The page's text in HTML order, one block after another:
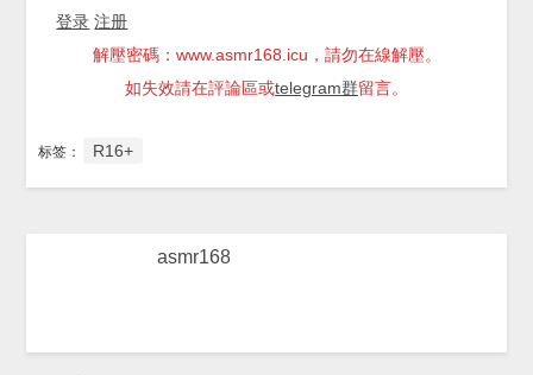
登录 注册
解壓密碼：www.asmr168.icu，請勿在線解壓。
如失效請在評論區或telegram群留言。
标签： R16+
asmr168